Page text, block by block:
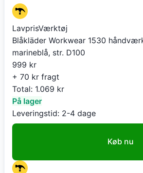
LavprisVærktøj
Blåkläder Workwear 1530
marineblå, str. D100
999 kr
+ 70 kr fragt
Total: 1.069 kr
På lager
Leveringstid: 2-4 dage
Køb nu